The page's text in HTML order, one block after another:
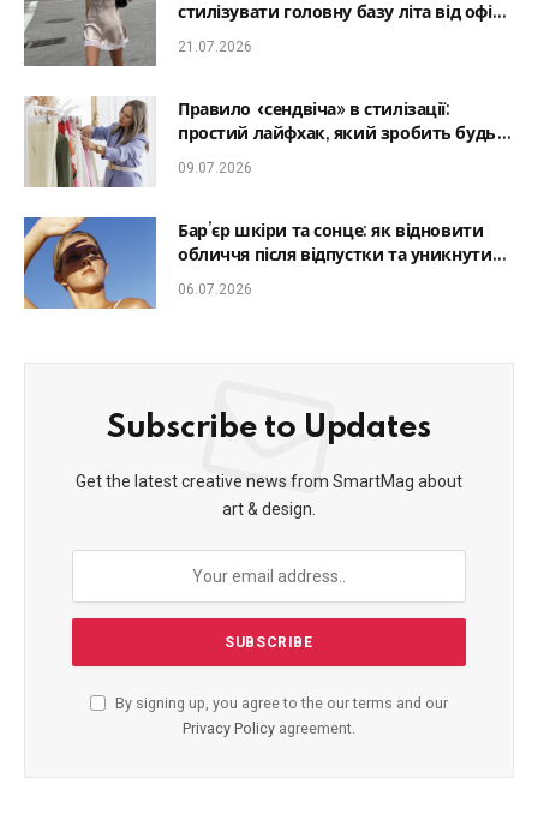
стилізувати головну базу літа від офісу
до романтичної вечері
21.07.2026
Правило «сендвіча» в стилізації:
простий лайфхак, який зробить будь-
який образ гармонійним
09.07.2026
Бар’єр шкіри та сонце: як відновити
обличчя після відпустки та уникнути
фотостаріння
06.07.2026
Subscribe to Updates
Get the latest creative news from SmartMag about
art & design.
By signing up, you agree to the our terms and our
Privacy Policy agreement.